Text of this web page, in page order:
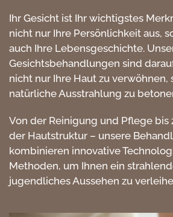
Ihr Gesicht ist Ihr wichtigstes
nicht nur Ihre Persönlichkeit aus,
auch Ihre Lebensgeschichte.
Gesichtsbehandlungen sind
nicht nur Ihre Haut zu verwöhnen,
natürliche Ausstrahlung zu
Von der Reinigung und Pflege bis
der Hautstruktur – unsere
kombinieren innovative
Methoden, um Ihnen ein
jugendliches Aussehen zu